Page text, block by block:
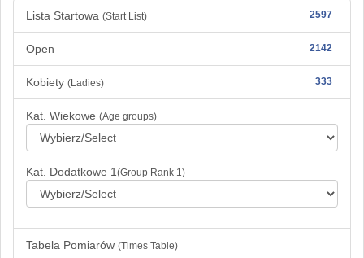
Lista Startowa (Start List) 2597
Open 2142
Kobiety (Ladies) 333
Kat. Wiekowe (Age groups)
Kat. Dodatkowe 1 (Group Rank 1)
Tabela Pomiarów (Times Table)